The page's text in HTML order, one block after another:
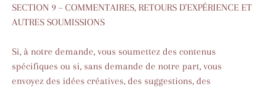
SECTION 9 – COMMENTAIRES, RETOURS D'EXPÉRIENCE ET
AUTRES SOUMISSIONS
Si, à notre demande, vous soumettez des contenus
spécifiques ou si, sans demande de notre part, vous
envoyez des idées créatives, des suggestions, des